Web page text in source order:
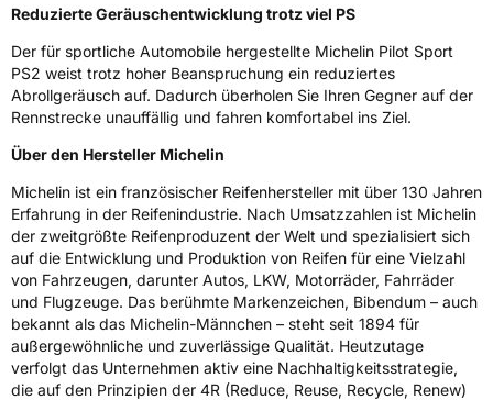
Rollgeräusch (Klasse)B
Rollgeräusch (dB)70
FahrzeugklasseC1
3PMSF / Schneeflockensymbol / Alpine-Symbol
Eisgrip Nein
EPREL ID412056
Allgemeine Produktsicherheit (GPSR)
HerstellerkontaktMANUFACTURE FRANCAISE DES
PNEUMATIQUES MICHELIN, place des
Carmes-Déchaux 23 63000 Clermont-
Ferrand Frankreich, contact@tc.michelin.eu
Reduzierte Geräuschentwicklung trotz viel PS
Der für sportliche Automobile hergestellte Michelin Pilot Sport
PS2 weist trotz hoher Beanspruchung ein reduziertes
Abrollgeräusch auf. Dadurch überholen Sie Ihren Gegner auf der
Rennstrecke unauffällig und fahren komfortabel ins Ziel.
Über den Hersteller Michelin
Michelin ist ein französischer Reifenhersteller mit über 130 Jahren
Erfahrung in der Reifenindustrie. Nach Umsatzzahlen ist Michelin
der zweitgrößte Reifenproduzent der Welt und spezialisiert sich
auf die Entwicklung und Produktion von Reifen für eine Vielzahl
von Fahrzeugen, darunter Autos, LKW, Motorräder, Fahrräder
und Flugzeuge. Das berühmte Markenzeichen, Bibendum – auch
bekannt als das Michelin-Männchen – steht seit 1894 für
außergewöhnliche und zuverlässige Qualität. Heutzutage
verfolgt das Unternehmen aktiv eine Nachhaltigkeitsstrategie,
die auf den Prinzipien der 4R (Reduce, Reuse, Recycle, Renew)